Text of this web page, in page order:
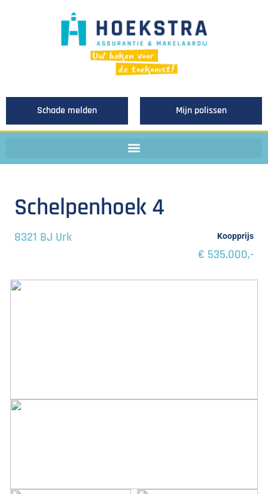
Schade melden Mijn polissen
Schelpenhoek 4
8321 BJ Urk Koopprijs
€ 535.000,-